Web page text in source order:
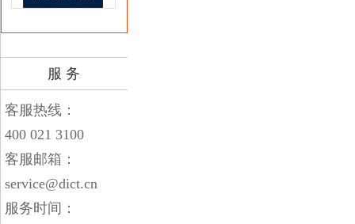
服 务
客服热线：
400 021 3100
客服邮箱：
service@dict.cn
服务时间：